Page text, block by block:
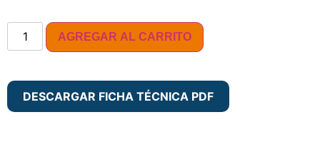
AGREGAR AL CARRITO
DESCARGAR FICHA TÉCNICA PDF